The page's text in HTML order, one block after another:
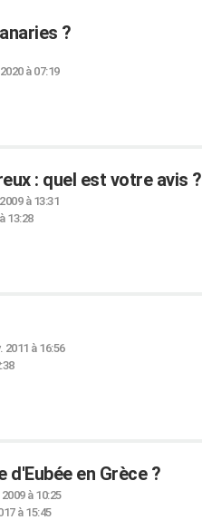
?
à 07:19
: quel est votre avis ?
à 13:31
13:28
2011 à 16:56
d'Eubée en Grèce ?
à 10:25
à 15:45